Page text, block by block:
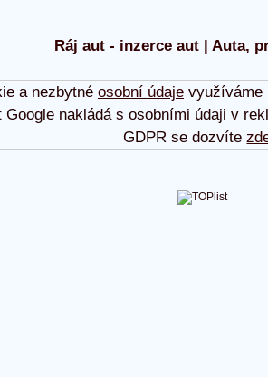
Ráj aut - inzerce aut | Auta,
a nezbytné osobní údajevyužíváme
Google nakládá s osobními údaji v
GDPR se dozvíte